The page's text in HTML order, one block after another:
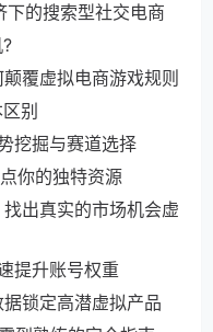
下的搜索型社交电商
覆虚拟电商游戏规则
别
挖掘与赛道选择
你的独特资源
出真实的市场机会虚
提升账号权重
锁定高潜虚拟产品